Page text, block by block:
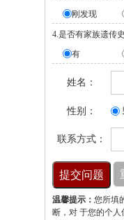
刚发现
4.是否有家族遗传
有
姓名：
性别：
联系方式：
温馨提示： 您所填
断，对 于您的个